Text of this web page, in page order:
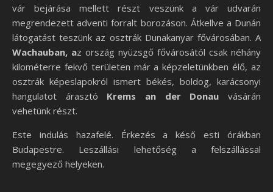
vár bejárása mellett részt veszünk a vár udvarán
megrendezett adventi forralt borozáson. Átkellve a Dunán
látogatást teszünk az osztrák Dunakanyar fővárosában. A
Wachauban, az ország nyüzsgő fővárosától csak néhány
kilométerre fekvő területen már a képzeletünkben élő, az
osztrák képeslapokról ismert békés, boldog, karácsonyi
hangulatot árasztó Krems an der Donauvásárán
vehetünk részt.
Este indulás hazafelé. Érkezés a késő esti órákban
Budapestre. Leszállási lehetőség a felszállással
megegyező helyeken.